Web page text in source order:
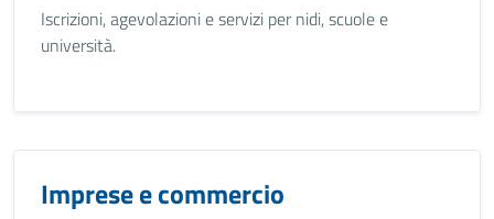
Iscrizioni, agevolazioni e servizi per nidi, scuole e
università.
Imprese e commercio